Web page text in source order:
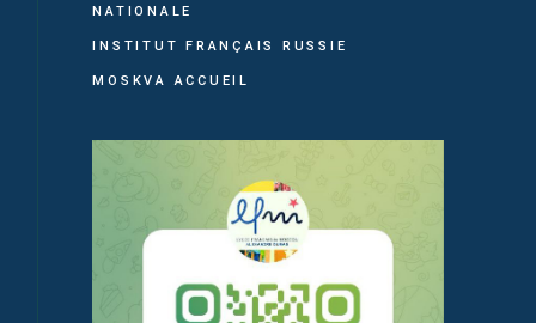
NATIONALE
INSTITUT FRANÇAIS RUSSIE
MOSKVA ACCUEIL